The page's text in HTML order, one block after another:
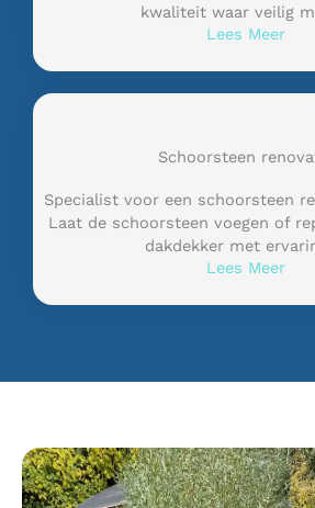
kwaliteit waar veilig
Lees Meer
Schoorsteen
Specialist voor een schoorsteen
Laat de schoorsteen voegen of
dakdekker met
Lees Meer